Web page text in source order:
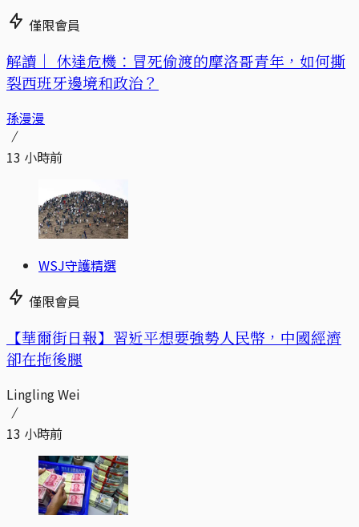
僅限會員
解讀｜ 休達危機：冒死偷渡的摩洛哥青年，如何撕
裂西班牙邊境和政治？
孫漫漫
13 小時前
WSJ守護精選
僅限會員
【華爾街日報】習近平想要強勢人民幣，中國經濟
卻在拖後腿
Lingling Wei
13 小時前